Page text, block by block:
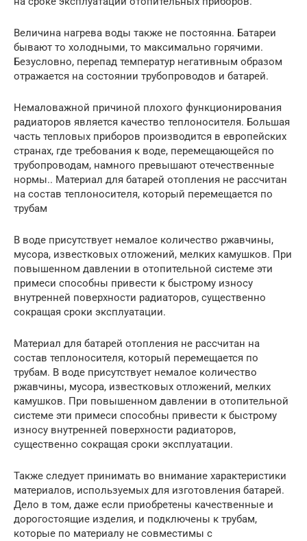
Величина нагрева воды также не постоянна. Батареи
бывают то холодными, то максимально горячими.
Безусловно, перепад температур негативным образом
отражается на состоянии трубопроводов и батарей.
Немаловажной причиной плохого функционирования
радиаторов является качество теплоносителя. Большая
часть тепловых приборов производится в европейских
странах, где требования к воде, перемещающейся по
трубопроводам, намного превышают отечественные
нормы.. Материал для батарей отопления не рассчитан
на состав теплоносителя, который перемещается по
трубам
В воде присутствует немалое количество ржавчины,
мусора, известковых отложений, мелких камушков. При
повышенном давлении в отопительной системе эти
примеси способны привести к быстрому износу
внутренней поверхности радиаторов, существенно
сокращая сроки эксплуатации.
Материал для батарей отопления не рассчитан на
состав теплоносителя, который перемещается по
трубам. В воде присутствует немалое количество
ржавчины, мусора, известковых отложений, мелких
камушков. При повышенном давлении в отопительной
системе эти примеси способны привести к быстрому
износу внутренней поверхности радиаторов,
существенно сокращая сроки эксплуатации.
Также следует принимать во внимание характеристики
материалов, используемых для изготовления батарей.
Дело в том, даже если приобретены качественные и
дорогостоящие изделия, и подключены к трубам,
которые по материалу не совместимы с